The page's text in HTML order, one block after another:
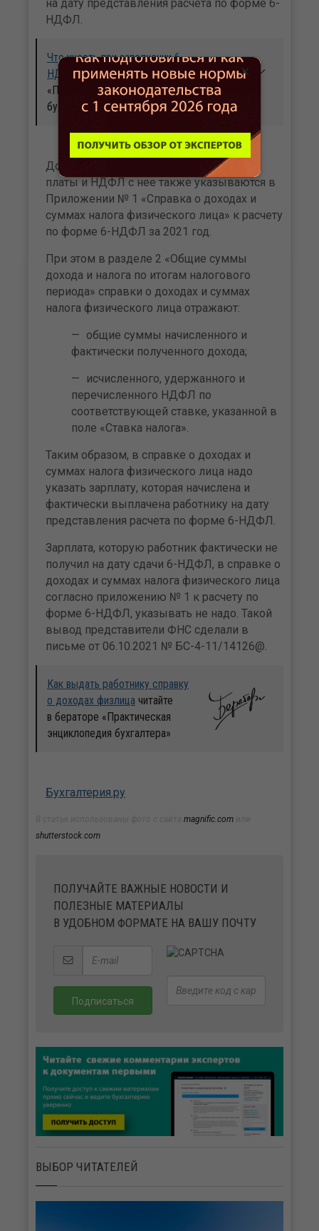
на дату представления расчета по форме 6-
НДФЛ.
Что учесть при заполнении 6-
НДФЛчитайте в бераторе
«Практическая энциклопедия
бухгалтера»
Доход в виде начисленной заработной
платы и НДФЛ с нее также указываются в
Приложении № 1 «Справка о доходах и
суммах налога физического лица» к расчету
по форме 6-НДФЛ за 2021 год.
При этом в разделе 2 «Общие суммы
дохода и налога по итогам налогового
периода» справки о доходах и суммах
налога физического лица отражают:
общие суммы начисленного и
фактически полученного дохода;
исчисленного, удержанного и
перечисленного НДФЛ по
соответствующей ставке, указанной в
поле «Ставка налога».
Таким образом, в справке о доходах и
суммах налога физического лица надо
указать зарплату, которая начислена и
фактически выплачена работнику на дату
представления расчета по форме 6-НДФЛ.
Зарплата, которую работник фактически не
получил на дату сдачи 6-НДФЛ, в справке о
доходах и суммах налога физического лица
согласно приложению № 1 к расчету по
форме 6-НДФЛ, указывать не надо. Такой
вывод представители ФНС сделали в
письме от 06.10.2021 № БС-4-11/14126@.
Как выдать работнику справку
о доходах физлица читайте
в бераторе «Практическая
энциклопедия бухгалтера»
Бухгалтерия.ру
magnific.com
shutterstock.com
ПОЛУЧАЙТЕ ВАЖНЫЕ НОВОСТИ И
ПОЛЕЗНЫЕ МАТЕРИАЛЫ
В УДОБНОМ ФОРМАТЕ НА ВАШУ ПОЧТУ
ВЫБОР ЧИТАТЕЛЕЙ
×